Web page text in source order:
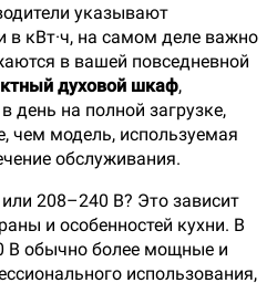
указывают
в кВт·ч, на самом деле важно
в вашей повседневной
духовой шкаф,
день на полной загрузке,
чем модель, используемая
обслуживания.
208–240 В? Это зависит
и особенностей кухни. В
обычно более мощные и
использования,